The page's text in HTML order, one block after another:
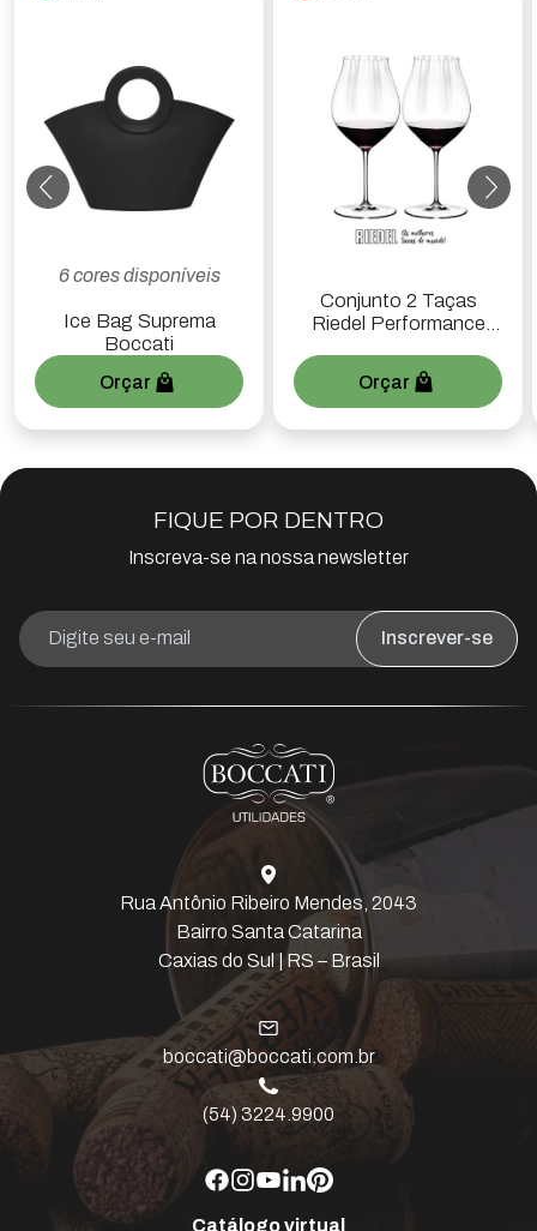
6 cores disponíveis
Ice Bag Suprema
Boccati
Orçar
Conjunto 2 Taças
Riedel Performance
Orçar
FIQUE POR DENTRO
Inscreva-se na nossa newsletter
Inscrever-se
Rua Antônio Ribeiro Mendes, 2043
Bairro Santa Catarina
Caxias do Sul | RS – Brasil
boccati@boccati.com.br
(54) 3224.9900
Catálogo virtual